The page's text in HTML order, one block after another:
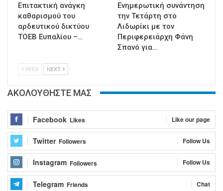
Επιτακτική ανάγκη
καθαρισμού του
αρδευτικού δικτύου
ΤΟΕΒ Ευπαλίου –…
Ενημερωτική συνάντηση
την Τετάρτη στο
Λιδωρίκι με τον
Περιφερειάρχη Φάνη
Σπανό για…
PREV NEXT
ΑΚΟΛΟΥΘΗΣΤΕ ΜΑΣ
Facebook Likes Like our page
Twitter Followers Follow Us
Instagram Followers Follow Us
Telegram Friends Chat